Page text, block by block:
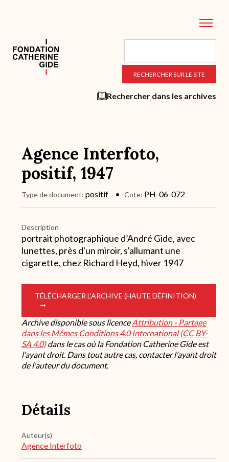
principal
Rechercher dans les archives
Agence Interfoto,
positif, 1947
Type de document positif Cote PH-06-072
Description
portrait photographique d’André Gide, avec
lunettes, près d'un miroir, s'allumant une
cigarette, chez Richard Heyd, hiver 1947
TÉLÉCHARGER L’ARCHIVE (HAUTE DÉFINITION)
Archive disponible sous licenceAttribution - Partage
dans les Mêmes Conditions 4.0 International (CC BY-
SA 4.0)dans le cas où la Fondation Catherine Gide est
l'ayant droit. Dans tout autre cas, contacter l'ayant droit
de l'auteur du document.
Détails
Auteur(s)
Agence Interfoto